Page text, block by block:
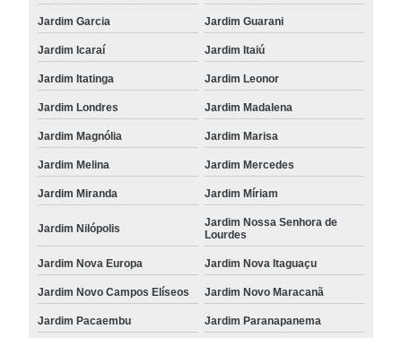
Jardim Garcia Jardim Guarani
Jardim Icaraí Jardim Itaiú
Jardim Itatinga Jardim Leonor
Jardim Londres Jardim Madalena
Jardim Magnólia Jardim Marisa
Jardim Melina Jardim Mercedes
Jardim Miranda Jardim Míriam
Jardim Nilópolis
Jardim Nossa Senhora de
Lourdes
Jardim Nova Europa Jardim Nova Itaguaçu
Jardim Novo Campos Elíseos Jardim Novo Maracanã
Jardim Pacaembu Jardim Paranapanema